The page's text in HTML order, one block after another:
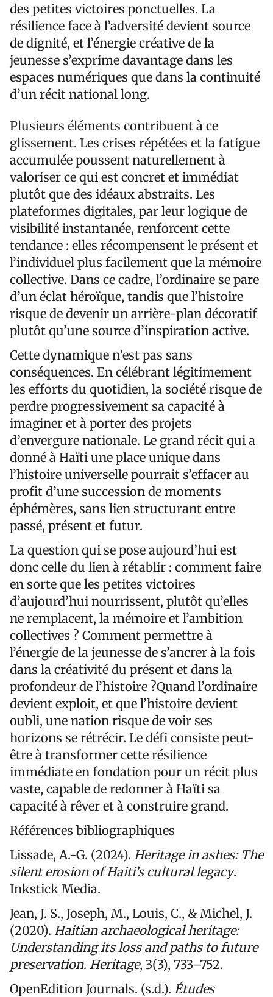
des petites victoires ponctuelles. La
résilience face à l’adversité devient source
de dignité, et l’énergie créative de la
jeunesse s’exprime davantage dans les
espaces numériques que dans la continuité
d’un récit national long.
Plusieurs éléments contribuent à ce
glissement. Les crises répétées et la fatigue
accumulée poussent naturellement à
valoriser ce qui est concret et immédiat
plutôt que des idéaux abstraits. Les
plateformes digitales, par leur logique de
visibilité instantanée, renforcent cette
tendance : elles récompensent le présent et
l’individuel plus facilement que la mémoire
collective. Dans ce cadre, l’ordinaire se pare
d’un éclat héroïque, tandis que l’histoire
risque de devenir un arrière-plan décoratif
plutôt qu’une source d’inspiration active.
Cette dynamique n’est pas sans
conséquences. En célébrant légitimement
les efforts du quotidien, la société risque de
perdre progressivement sa capacité à
imaginer et à porter des projets
d’envergure nationale. Le grand récit qui a
donné à Haïti une place unique dans
l’histoire universelle pourrait s’effacer au
profit d’une succession de moments
éphémères, sans lien structurant entre
passé, présent et futur.
La question qui se pose aujourd’hui est
donc celle du lien à rétablir : comment faire
en sorte que les petites victoires
d’aujourd’hui nourrissent, plutôt qu’elles
ne remplacent, la mémoire et l’ambition
collectives ? Comment permettre à
l’énergie de la jeunesse de s’ancrer à la fois
dans la créativité du présent et dans la
profondeur de l’histoire ?Quand l’ordinaire
devient exploit, et que l’histoire devient
oubli, une nation risque de voir ses
horizons se rétrécir. Le défi consiste peut-
être à transformer cette résilience
immédiate en fondation pour un récit plus
vaste, capable de redonner à Haïti sa
capacité à rêver et à construire grand.
Références bibliographiques
Lissade, A.-G. (2024). Heritage in ashes: The
silent erosion of Haiti’s cultural legacy.
Inkstick Media.
Jean, J. S., Joseph, M., Louis, C., & Michel, J.
(2020). Haitian archaeological heritage:
Understanding its loss and paths to future
preservation. Heritage, 3(3), 733–752.
OpenEdition Journals. (s.d.). Études